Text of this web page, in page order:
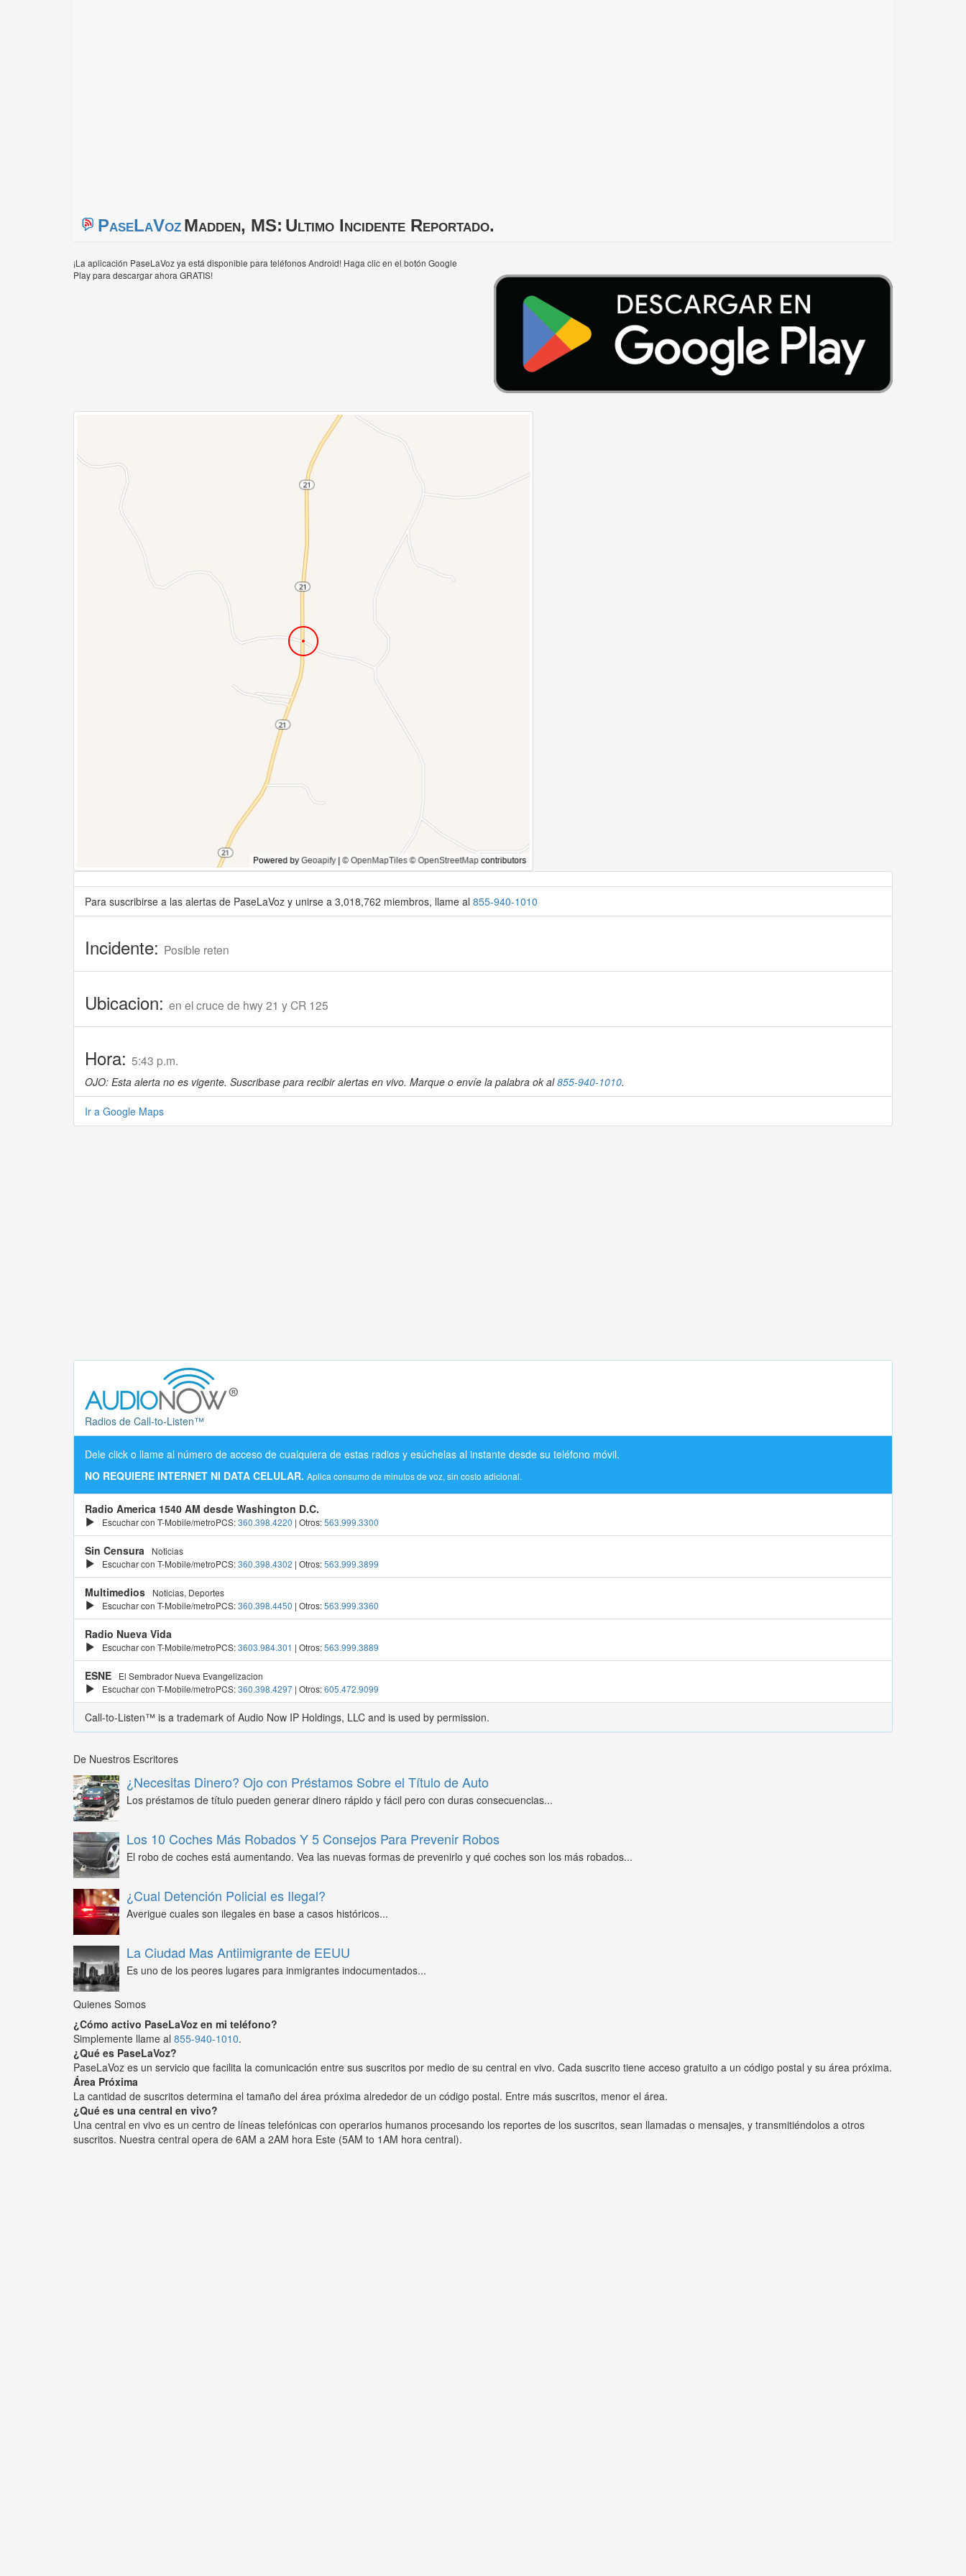
PaseLaVozMadden, MS: Ultimo Incidente Reportado.
¡La aplicación PaseLaVoz ya está disponible para teléfonos Android! Haga clic en el botón Google
Play para descargar ahora GRATIS!
Para suscribirse a las alertas de PaseLaVoz y unirse a 3,018,762 miembros, llame al 855-940-1010
Incidente: Posible reten
Ubicacion: en el cruce de hwy 21 y CR 125
Hora: 5:43 p.m.
OJO: Esta alerta no es vigente. Suscribase para recibir alertas en vivo. Marque o envíe la palabra ok al855-940-1010.
Ir a Google Maps
Radios de Call-to-Listen™
Dele click o llame al número de acceso de cualquiera de estas radios y esúchelas al instante desde su teléfono móvil.
NO REQUIERE INTERNET NI DATA CELULAR. Aplica consumo de minutos de voz, sin costo adicional.
Radio America 1540 AM desde Washington D.C.
Escuchar con T-Mobile/metroPCS:360.398.4220 | Otros:563.999.3300
Sin Censura
Noticias
Escuchar con T-Mobile/metroPCS:360.398.4302 | Otros:563.999.3899
Multimedios
Noticias, Deportes
Escuchar con T-Mobile/metroPCS:360.398.4450 | Otros:563.999.3360
Radio Nueva Vida
Escuchar con T-Mobile/metroPCS:3603.984.301 | Otros:563.999.3889
ESNE
El Sembrador Nueva Evangelizacion
Escuchar con T-Mobile/metroPCS:360.398.4297 | Otros:605.472.9099
Call-to-Listen™ is a trademark of Audio Now IP Holdings, LLC and is used by permission.
De Nuestros Escritores
¿Necesitas Dinero? Ojo con Préstamos Sobre el Título de Auto
Los préstamos de título pueden generar dinero rápido y fácil pero con duras consecuencias...
Los 10 Coches Más Robados Y 5 Consejos Para Prevenir Robos
El robo de coches está aumentando. Vea las nuevas formas de prevenirlo y qué coches son los más robados...
¿Cual Detención Policial es Ilegal?
Averigue cuales son ilegales en base a casos históricos...
La Ciudad Mas Antiimigrante de EEUU
Es uno de los peores lugares para inmigrantes indocumentados...
Quienes Somos
¿Cómo activo PaseLaVoz en mi teléfono?
Simplemente llame al 855-940-1010.
¿Qué es PaseLaVoz?
PaseLaVoz es un servicio que facilita la comunicación entre sus suscritos por medio de su central en vivo. Cada suscrito tiene acceso gratuito a un código postal y su área próxima.
Área Próxima
La cantidad de suscritos determina el tamaño del área próxima alrededor de un código postal. Entre más suscritos, menor el área.
¿Qué es una central en vivo?
Una central en vivo es un centro de líneas telefónicas con operarios humanos procesando los reportes de los suscritos, sean llamadas o mensajes, y transmitiéndolos a otros
suscritos. Nuestra central opera de 6AM a 2AM hora Este (5AM to 1AM hora central).